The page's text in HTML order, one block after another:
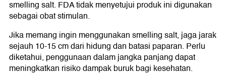
smelling salt. FDA tidak menyetujui produk ini digunakan
sebagai obat stimulan.
Jika memang ingin menggunakan smelling salt, jaga jarak
sejauh 10-15 cm dari hidung dan batasi paparan. Perlu
diketahui, penggunaan dalam jangka panjang dapat
meningkatkan risiko dampak buruk bagi kesehatan.